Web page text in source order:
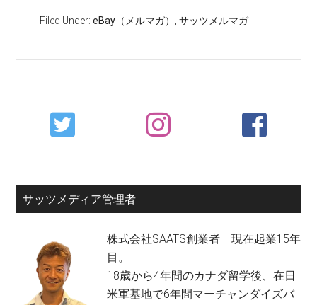
Filed Under:eBay（メルマガ） ,サッツメルマガ
Primary
Sidebar
サッツメディア管理者
株式会社SAATS創業者 現在起業15年
目。
18歳から4年間のカナダ留学後、在日
米軍基地で6年間マーチャンダイズバ